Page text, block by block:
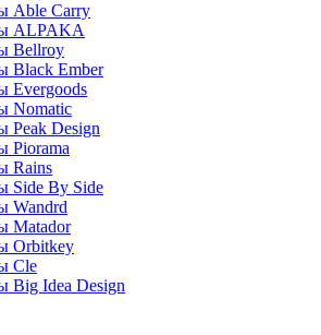
Able Carry
ALPAKA
Bellroy
Black Ember
Evergoods
Nomatic
Peak Design
Piorama
Rains
Side By Side
Wandrd
Matador
Orbitkey
Cle
Big Idea Design